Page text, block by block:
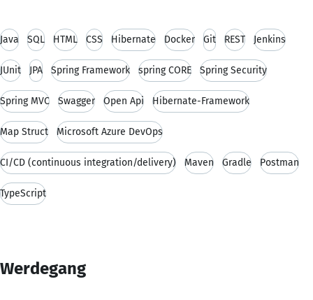
Java SQL HTML CSS Hibernate Docker Git REST Jenkins
JUnit JPA Spring Framework spring CORE Spring Security
Spring MVC Swagger Open Api Hibernate-Framework
Map Struct Microsoft Azure DevOps
CI/CD (continuous integration/delivery) Maven Gradle Postman
TypeScript
Werdegang